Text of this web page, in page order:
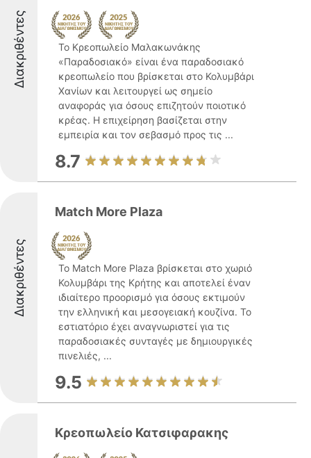
Διακριθέντες
Το Κρεοπωλείο Μαλακωνάκης
«Παραδοσιακό» είναι ένα παραδοσιακό
κρεοπωλείο που βρίσκεται στο Κολυμβάρι
Χανίων και λειτουργεί ως σημείο
αναφοράς για όσους επιζητούν ποιοτικό
κρέας. Η επιχείρηση βασίζεται στην
εμπειρία και τον σεβασμό προς τις ...
8.7
Διακριθέντες
Match More Plaza
Το Match More Plaza βρίσκεται στο χωριό
Κολυμβάρι της Κρήτης και αποτελεί έναν
ιδιαίτερο προορισμό για όσους εκτιμούν
την ελληνική και μεσογειακή κουζίνα. Το
εστιατόριο έχει αναγνωριστεί για τις
παραδοσιακές συνταγές με δημιουργικές
πινελιές, ...
9.5
Κρεοπωλείο Κατσιφαρακης